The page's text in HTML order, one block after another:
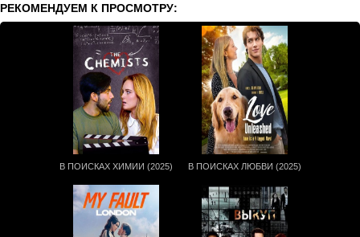
РЕКОМЕНДУЕМ К ПРОСМОТРУ:
В ПОИСКАХ ХИМИИ (2025) В ПОИСКАХ ЛЮБВИ (2025)